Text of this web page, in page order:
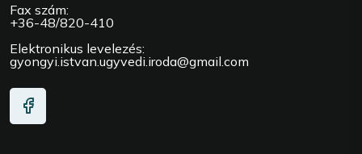
Fax szám:
+36-48/820-410
Elektronikus levelezés:
gyongyi.istvan.ugyvedi.iroda@gmail.com